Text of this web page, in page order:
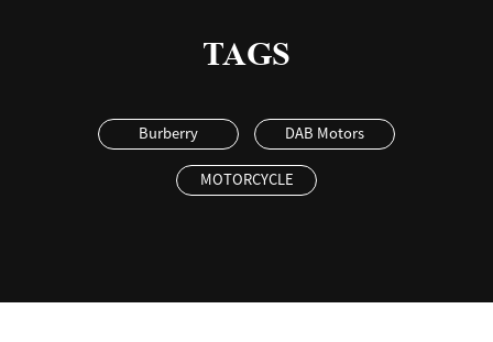
TAGS
Burberry DAB Motors
MOTORCYCLE